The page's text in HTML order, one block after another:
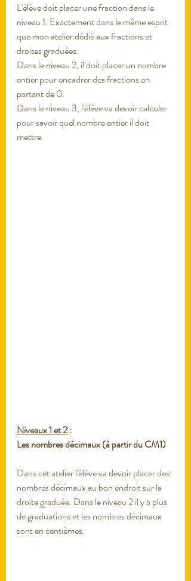
L'élève doit placer une fraction dans le
niveau 1. Exactement dans le même esprit
que mon atelier dédié aux fractions et
droites graduées.
Dans le niveau 2, il doit placer un nombre
entier pour encadrer des fractions en
partant de 0.
Dans le niveau 3, l'élève va devoir calculer
pour savoir quel nombre entier il doit
mettre.
Niveaux 1 et 2 :
Les nombres décimaux (à partir du CM1)
Dans cet atelier l'élève va devoir placer des
nombres décimaux au bon endroit sur la
droite graduée. Dans le niveau 2 il y a plus
de graduations et les nombres décimaux
sont en centièmes.